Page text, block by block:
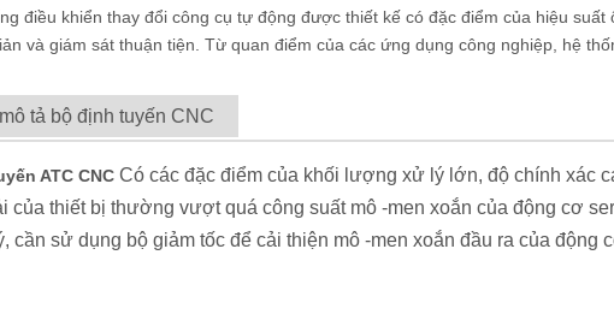
điều khiển thay đổi công cụ tự động được thiết kế có đặc điểm của hiệu suất
và giám sát thuận tiện. Từ quan điểm của các ứng dụng công nghiệp, hệ
tả bộ định tuyến CNC
ATC CNC Có các đặc điểm của khối lượng xử lý lớn, độ chính xác
của thiết bị thường vượt quá công suất mô -men xoắn của động cơ
cần sử dụng bộ giảm tốc để cải thiện mô -men xoắn đầu ra của động